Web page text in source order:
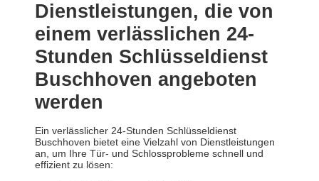
Dienstleistungen, die von
einem verlässlichen 24-
Stunden Schlüsseldienst
Buschhoven angeboten
werden
Ein verlässlicher 24-Stunden Schlüsseldienst
Buschhoven bietet eine Vielzahl von Dienstleistungen
an, um Ihre Tür- und Schlossprobleme schnell und
effizient zu lösen: